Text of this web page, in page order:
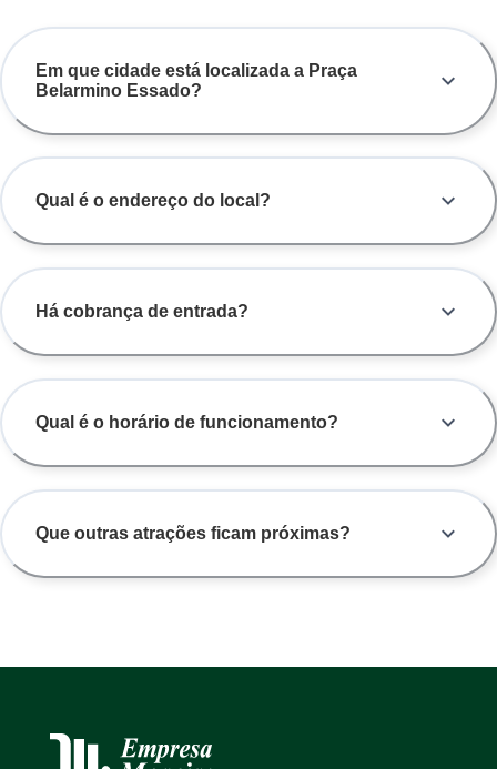
Em que cidade está localizada a Praça
Belarmino Essado?
Qual é o endereço do local?
Há cobrança de entrada?
Qual é o horário de funcionamento?
Que outras atrações ficam próximas?